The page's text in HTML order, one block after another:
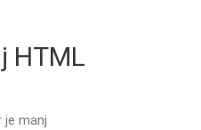
HTML
je manj